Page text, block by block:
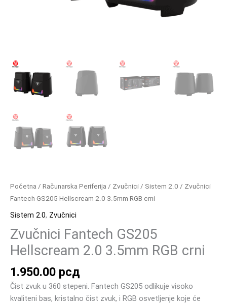
Početna / Računarska Periferija / Zvučnici / Sistem 2.0 / Zvučnici
Fantech GS205 Hellscream 2.0 3.5mm RGB crni
Sistem 2.0, Zvučnici
Zvučnici Fantech GS205
Hellscream 2.0 3.5mm RGB crni
1.950.00 рсд
Čist zvuk u 360 stepeni. Fantech GS205 odlikuje visoko
kvaliteni bas, kristalno čist zvuk, i RGB osvetljenje koje će